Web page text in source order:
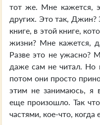
тот же. Мне кажется,
других. Это так,
книге, в этой книге,
жизни? Мне кажется,
Разве это не ужасно?
даже сам не читал. Но
потом они просто
этим не занимаюсь, я
еще произошло. Так
частями, кое-что, когда